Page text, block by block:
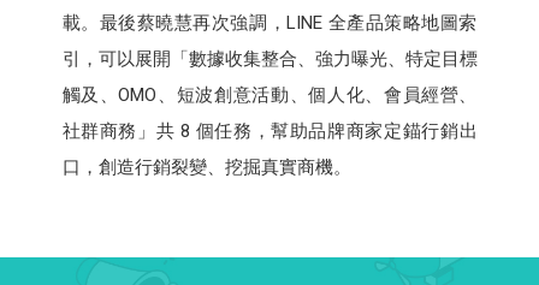
載。最後蔡曉慧再次強調，LINE 全產品策略地圖索
引，可以展開「數據收集整合、強力曝光、特定目標
觸及、OMO、短波創意活動、個人化、會員經營、
社群商務」共 8 個任務，幫助品牌商家定錨行銷出
口，創造行銷裂變、挖掘真實商機。